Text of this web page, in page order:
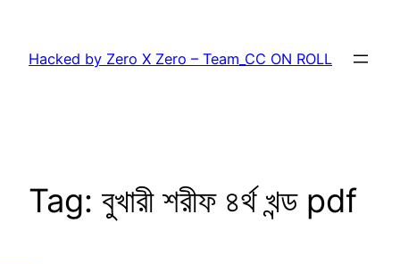
content
Hacked by Zero X Zero – Team_CC ON ROLL
Tag: বুখারী শরীফ ৪র্থ খন্ড pdf